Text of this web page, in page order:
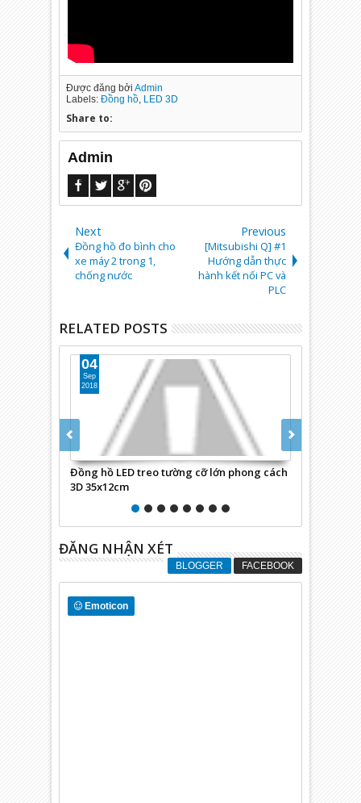
Được đăng bởiAdmin
Labels:Đồng hồ, LED 3D
Share to:
Admin
Next
Đồng hồ đo bình cho
xe máy 2 trong 1,
chống nước
Previous
[Mitsubishi Q] #1
Hướng dẫn thực
hành kết nối PC và
PLC
RELATED POSTS
Đồng hồ LED treo tường cỡ lớn phong cách
3D 35x12cm
04
Sep
2018
ĐĂNG NHẬN XÉT
BLOGGER FACEBOOK
Emoticon